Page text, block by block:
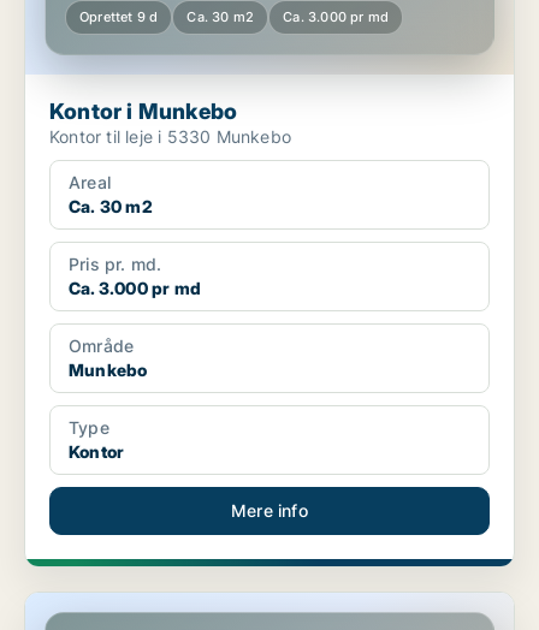
Oprettet 9 d Ca. 30 m2 Ca. 3.000 pr md
Kontor i Munkebo
Kontor til leje i 5330 Munkebo
Areal
Ca. 30 m2
Pris pr. md.
Ca. 3.000 pr md
Område
Munkebo
Type
Kontor
Mere info
Erhvervslokaler i Munkebo